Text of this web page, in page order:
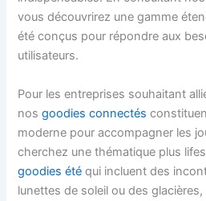
vous découvrirez une gamme
été conçus pour répondre aux
utilisateurs.
Pour les entreprises souhaitant
nosgoodies connectés
moderne pour accompagner les
cherchez une thématique plus
goodies été qui incluent des
lunettes de soleil ou des